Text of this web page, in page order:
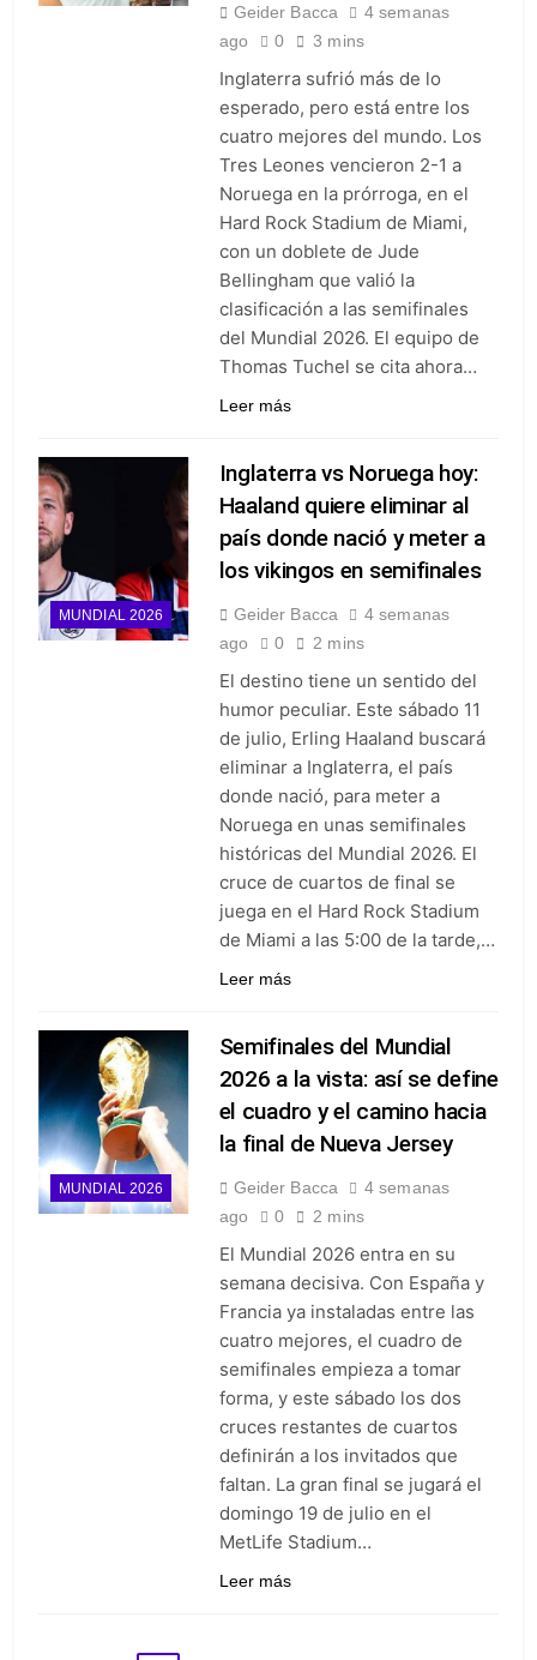
Geider Bacca
4 semanas
ago
0 3 mins
Inglaterra sufrió más de lo
esperado, pero está entre los
cuatro mejores del mundo. Los
Tres Leones vencieron 2-1 a
Noruega en la prórroga, en el
Hard Rock Stadium de Miami,
con un doblete de Jude
Bellingham que valió la
clasificación a las semifinales
del Mundial 2026. El equipo de
Thomas Tuchel se cita ahora…
Leer más
MUNDIAL 2026
Inglaterra vs Noruega hoy:
Haaland quiere eliminar al
país donde nació y meter a
los vikingos en semifinales
Geider Bacca
4 semanas
ago
0 2 mins
El destino tiene un sentido del
humor peculiar. Este sábado 11
de julio, Erling Haaland buscará
eliminar a Inglaterra, el país
donde nació, para meter a
Noruega en unas semifinales
históricas del Mundial 2026. El
cruce de cuartos de final se
juega en el Hard Rock Stadium
de Miami a las 5:00 de la tarde,…
Leer más
MUNDIAL 2026
Semifinales del Mundial
2026 a la vista: así se define
el cuadro y el camino hacia
la final de Nueva Jersey
Geider Bacca
4 semanas
ago
0 2 mins
El Mundial 2026 entra en su
semana decisiva. Con España y
Francia ya instaladas entre las
cuatro mejores, el cuadro de
semifinales empieza a tomar
forma, y este sábado los dos
cruces restantes de cuartos
definirán a los invitados que
faltan. La gran final se jugará el
domingo 19 de julio en el
MetLife Stadium…
Leer más